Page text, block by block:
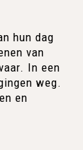
hun dag
van
In een
weg.
en